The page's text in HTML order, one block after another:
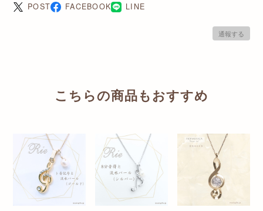
POST FACEBOOK LINE
通報する
こちらの商品もおすすめ